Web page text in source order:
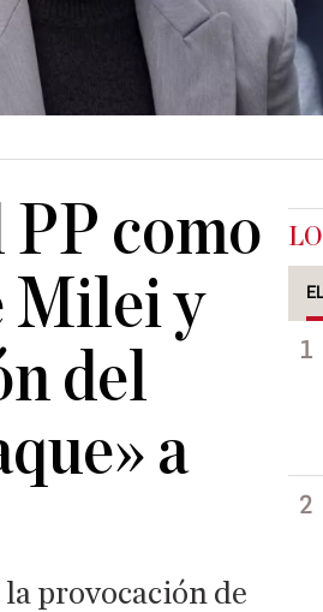
como
Milei y
del
a
provocación de